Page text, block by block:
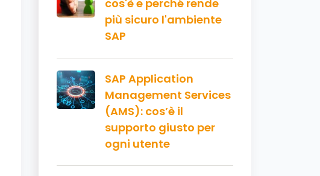
cos'è e perché rende
più sicuro l'ambiente
SAP
SAP Application
Management Services
(AMS): cos’è il
supporto giusto per
ogni utente